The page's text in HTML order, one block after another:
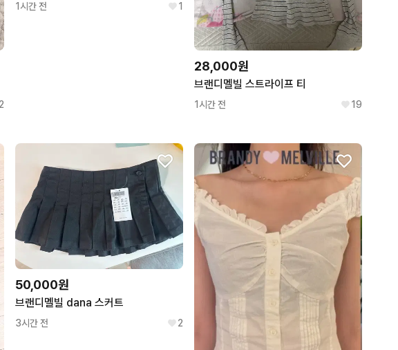
2
1시간 전 1
28,000원
브랜디멜빌 스트라이프 티
1시간 전 19
50,000원
브랜디멜빌 dana 스커트
3시간 전 2